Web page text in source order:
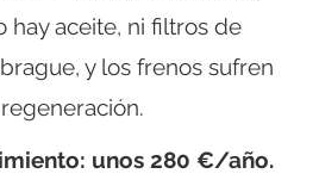
hay aceite, ni filtros de
y los frenos sufren
unos 280 €/año.